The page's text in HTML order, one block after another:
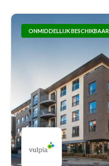
ONMIDDELLIJK BESCHIKBAAR